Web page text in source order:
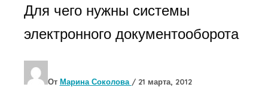
Для чего нужны системы
электронного документооборота
От Марина Соколова / 21 марта, 2012